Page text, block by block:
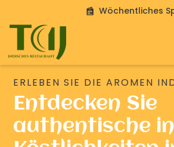
Wöchentliches
ERLEBEN SIE DIE AROMEN
Entdecken Sie
authentische